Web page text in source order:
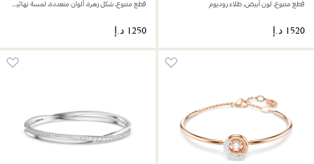
قطع متنوع، لون أبيض، طلاء روديوم قطع متنوع، شكل زهرة، ألوان متعددة، لمسة نهائية من الذهب عيار 18 قيراط